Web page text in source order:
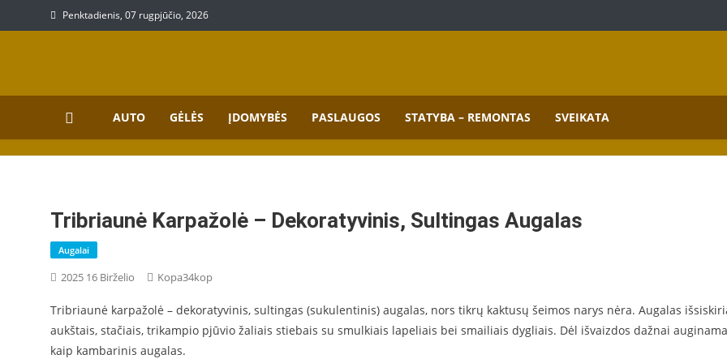
to
Penktadienis, 07 rugpjūčio, 2026
AUTO GĖLĖS ĮDOMYBĖS PASLAUGOS STATYBA – REMONTAS SVEIKATA
Tribriaunė Karpažolė – Dekoratyvinis, Sultingas Augalas
Augalai
2025 16 Birželio Kopa34kop
Tribriaunė karpažolė – dekoratyvinis, sultingas (sukulentinis) augalas, nors tikrų kaktusų šeimos narys nėra. Augalas
aukštais, stačiais, trikampio pjūvio žaliais stiebais su smulkiais lapeliais bei smailiais dygliais. Dėl išvaizdos dažnai
kaip kambarinis augalas.